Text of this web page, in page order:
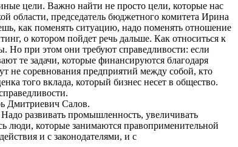
цели. Важно найти не просто цели, которые нас
области, председатель бюджетного комитета Ирина
как поменять ситуацию, надо поменять отношение
о котором пойдет речь дальше. Как относиться к
Но при этом они требуют справедливости: если
те задачи, которые финансируются благодаря
не соревнования предприятий между собой, кто
того вклада, который бизнес несет в общество.
Дмитриевич Салов.
развивать промышленность, увеличивать
люди, которые занимаются правоприменительной
и с законодателями, и с